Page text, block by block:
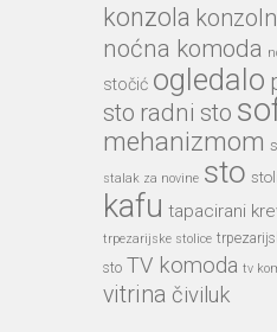
konzola
noćna komoda
stočić ogledalo
sto radni sto
mehanizmom
stalak za novine sto
kafu tapacirani
trpezarijske stolice
sto TV komoda tv
vitrina čiviluk